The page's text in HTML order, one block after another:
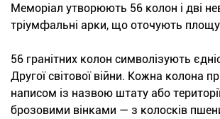
Меморіал утворюють 56 колон і дві
тріумфальні арки, що оточують
56 гранітних колон символізують
Другої світової війни. Кожна колона
написом із назвою штату або
брозовими вінками — з колосків